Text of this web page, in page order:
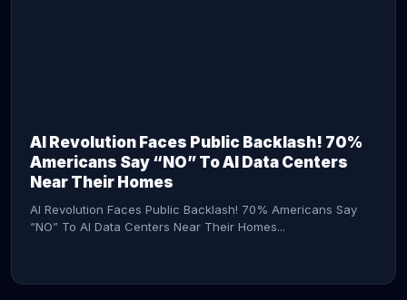
AI Revolution Faces Public Backlash! 70%
Americans Say “NO” To AI Data Centers
Near Their Homes
AI Revolution Faces Public Backlash! 70% Americans Say
“NO” To AI Data Centers Near Their Homes...